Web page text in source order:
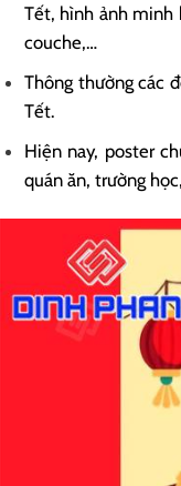
Tết, hình ảnh minh
couche,…
Thông thường các
Tết.
Hiện nay, poster
quán ăn, trường